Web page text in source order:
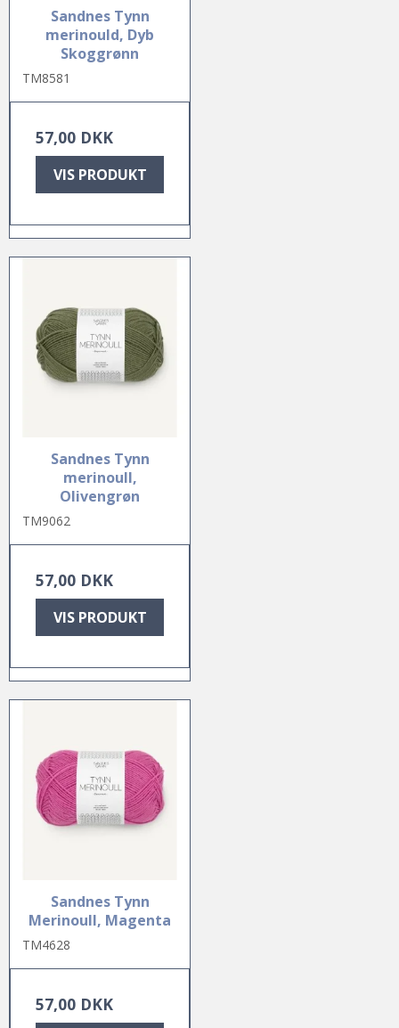
Sandnes Tynn
merinould, Dyb
Skoggrønn
TM8581
57,00 DKK
VIS PRODUKT
Sandnes Tynn
merinoull,
Olivengrøn
TM9062
57,00 DKK
VIS PRODUKT
Sandnes Tynn
Merinoull, Magenta
TM4628
57,00 DKK